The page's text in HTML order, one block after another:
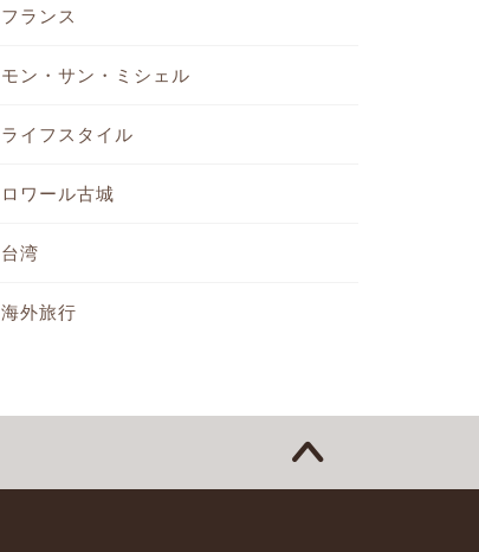
フランス
モン・サン・ミシェル
ライフスタイル
ロワール古城
台湾
海外旅行